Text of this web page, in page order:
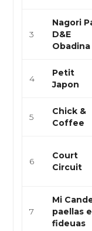
3
Nagori
D&E
Obadina
4
Petit
Japon
5
Chick &
Coffee
6
Court
Circuit
7
Mi
paellas
fideuas